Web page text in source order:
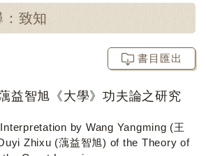
致知
書目匯出
益智旭《大學》功夫論之研究
by Wang Yangming (王
Zhixu (蕅益智旭) of the Theory of